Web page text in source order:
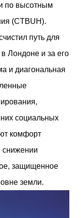
по высотным
(CTBUH).
путь для
Лондоне и за его
и диагональная
социальных
комфорт
снижении
защищенное
земли.